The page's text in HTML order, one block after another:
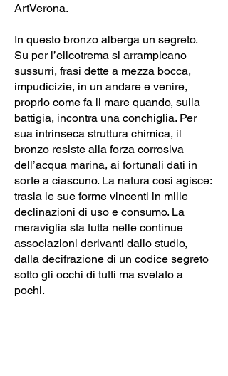
ArtVerona.
In questo bronzo alberga un segreto.
Su per l’elicotrema si arrampicano
sussurri, frasi dette a mezza bocca,
impudicizie, in un andare e venire,
proprio come fa il mare quando, sulla
battigia, incontra una conchiglia. Per
sua intrinseca struttura chimica, il
bronzo resiste alla forza corrosiva
dell’acqua marina, ai fortunali dati in
sorte a ciascuno. La natura così agisce:
trasla le sue forme vincenti in mille
declinazioni di uso e consumo. La
meraviglia sta tutta nelle continue
associazioni derivanti dallo studio,
dalla decifrazione di un codice segreto
sotto gli occhi di tutti ma svelato a
pochi.